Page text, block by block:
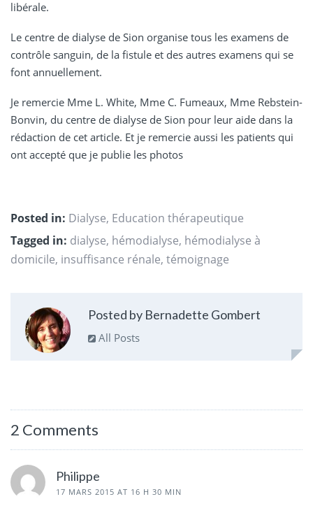
libérale.
Le centre de dialyse de Sion organise tous les examens de
contrôle sanguin, de la fistule et des autres examens qui se
font annuellement.
Je remercie Mme L. White, Mme C. Fumeaux, Mme Rebstein-
Bonvin, du centre de dialyse de Sion pour leur aide dans la
rédaction de cet article. Et je remercie aussi les patients qui
ont accepté que je publie les photos
Posted in: Dialyse, Education thérapeutique
Tagged in: dialyse, hémodialyse, hémodialyse à
domicile, insuffisance rénale, témoignage
Posted by Bernadette Gombert
All Posts
2 Comments
Philippe
17 MARS 2015 AT 16 H 30 MIN